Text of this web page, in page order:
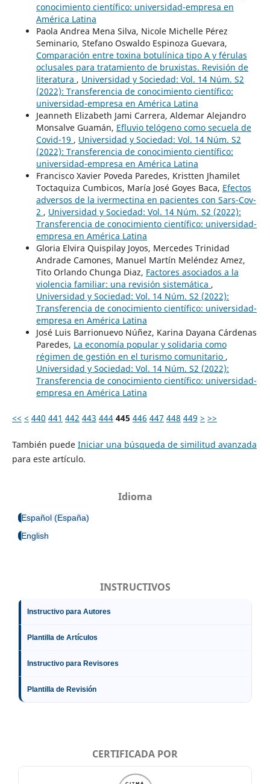
conocimiento científico: universidad-empresa en
América Latina
Paola Andrea Mena Silva, Nicole Michelle Pérez
Seminario, Stefano Oswaldo Espinoza Guevara,
Comparación entre toxina botulínica tipo A y férulas
oclusales para tratamiento de bruxistas. Revisión de
literatura , Universidad y Sociedad: Vol. 14 Núm. S2
(2022): Transferencia de conocimiento científico:
universidad-empresa en América Latina
Jeanneth Elizabeth Jami Carrera, Aldemar Alejandro
Monsalve Guamán, Efluvio telógeno como secuela de
Covid-19 , Universidad y Sociedad: Vol. 14 Núm. S2
(2022): Transferencia de conocimiento científico:
universidad-empresa en América Latina
Francisco Xavier Poveda Paredes, Kristten Jhamilet
Toctaquiza Cumbicos, María José Goyes Baca, Efectos
adversos de la ivermectina en pacientes con Sars-Cov-
2 , Universidad y Sociedad: Vol. 14 Núm. S2 (2022):
Transferencia de conocimiento científico: universidad-
empresa en América Latina
Gloria Elvira Quispilay Joyos, Mercedes Trinidad
Andrade Camones, Manuel Martín Meléndez Amez,
Tito Orlando Chunga Diaz, Factores asociados a la
violencia familiar: una revisión sistemática ,
Universidad y Sociedad: Vol. 14 Núm. S2 (2022):
Transferencia de conocimiento científico: universidad-
empresa en América Latina
José Luis Barrionuevo Núñez, Karina Dayana Cárdenas
Paredes, La economía popular y solidaria como
régimen de gestión en el turismo comunitario ,
Universidad y Sociedad: Vol. 14 Núm. S2 (2022):
Transferencia de conocimiento científico: universidad-
empresa en América Latina
<< < 440 441 442 443 444 445 446 447 448 449 > >>
También puede Iniciar una búsqueda de similitud avanzada
para este artículo.
Idioma
Español (España)
English
INSTRUCTIVOS
Instructivo para Autores
Plantilla de Artículos
Instructivo para Revisores
Plantilla de Revisión
CERTIFICADA POR